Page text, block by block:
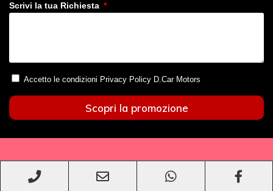
Scrivi la tua Richiesta
Accetto le condizioni Privacy Policy D.Car Motors
Scopri la promozione